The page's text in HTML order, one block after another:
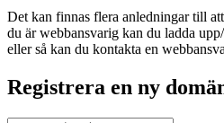
Det kan finnas flera anledningar till
du är webbansvarig kan du ladda
eller så kan du kontakta en
Registrera en ny